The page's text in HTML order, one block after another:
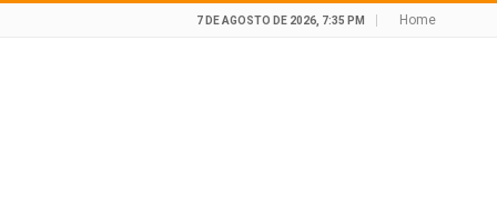
7 DE AGOSTO DE 2026, 7:35 PM Home